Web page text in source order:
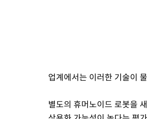
업계에서는 이러한 기술이
별도의 휴머노이드 로봇을